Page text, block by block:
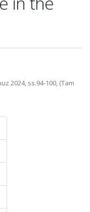
2024, ss.94-100, (Tam